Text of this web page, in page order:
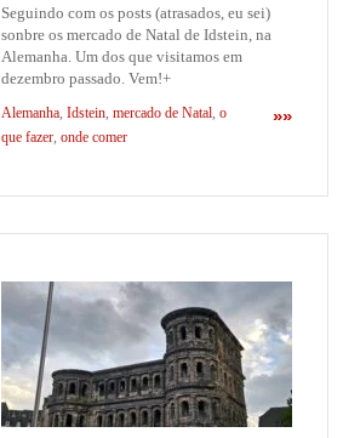
Seguindo com os posts (atrasados, eu sei)
sonbre os mercado de Natal de Idstein, na
Alemanha. Um dos que visitamos em
dezembro passado. Vem!+
»»
Alemanha, Idstein, mercado de Natal, o
que fazer, onde comer